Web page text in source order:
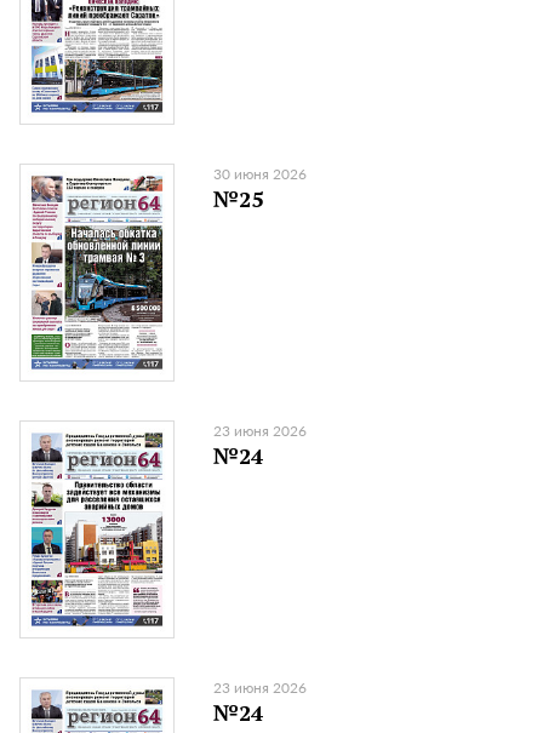
30 июня 2026
№25
23 июня 2026
№24
23 июня 2026
№24